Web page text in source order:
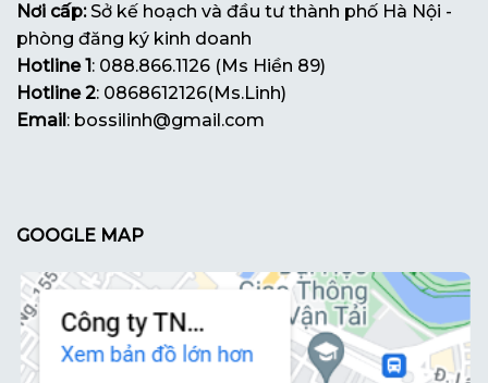
Nơi cấp:Sở kế hoạch và đầu tư thành phố Hà Nội -
phòng đăng ký kinh doanh
Hotline 1: 088.866.1126 (Ms Hiền 89)
Hotline 2: 0868612126(Ms.Linh)
Email: bossilinh@gmail.com
GOOGLE MAP